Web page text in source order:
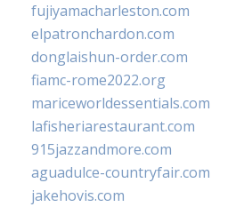
fujiyamacharleston.com
elpatronchardon.com
donglaishun-order.com
fiamc-rome2022.org
mariceworldessentials.com
lafisheriarestaurant.com
915jazzandmore.com
aguadulce-countryfair.com
jakehovis.com